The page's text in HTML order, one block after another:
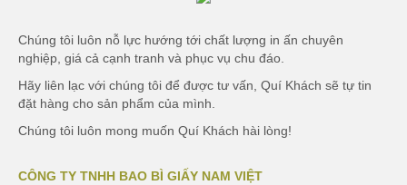
Chúng tôi luôn nỗ lực hướng tới chất lượng in ấn chuyên
nghiệp, giá cả cạnh tranh và phục vụ chu đáo.
Hãy liên lạc với chúng tôi để được tư vấn, Quí Khách sẽ tự tin
đặt hàng cho sản phẩm của mình.
Chúng tôi luôn mong muốn Quí Khách hài lòng!
CÔNG TY TNHH BAO BÌ GIẤY NAM VIỆT